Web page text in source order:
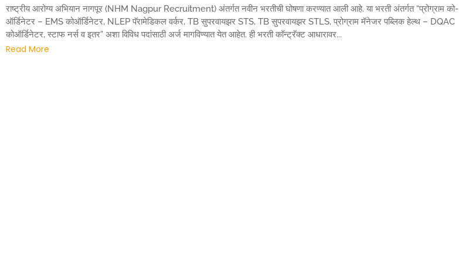
राष्ट्रीय आरोग्य अभियान नागपूर (NHM Nagpur Recruitment) अंतर्गत नवीन भरतीची घोषणा करण्यात आली आहे. या भरती अंतर्गत “प्रोग्राम को-
ऑर्डिनेटर – EMS कोऑर्डिनेटर, NLEP पॅरामेडिकल वर्कर, TB सुपरवायझर STS, TB सुपरवायझर STLS, प्रोग्राम मॅनेजर पब्लिक हेल्थ – DQAC
कोऑर्डिनेटर, स्टाफ नर्स व इतर” अशा विविध पदांसाठी अर्ज मागविण्यात येत आहेत. ही भरती कॉन्ट्रॅक्ट आधारावर...
Read More